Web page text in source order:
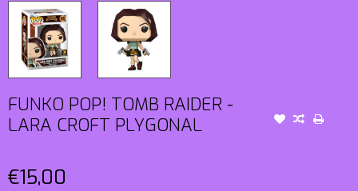
FUNKO POP! TOMB RAIDER -
LARA CROFT PLYGONAL
€15,00